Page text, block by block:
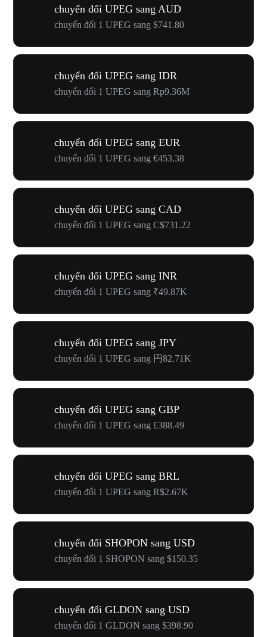
chuyển đổi UPEG sang AUD
chuyển đổi 1 UPEG sang $741.80
chuyển đổi UPEG sang IDR
chuyển đổi 1 UPEG sang Rp9.36M
chuyển đổi UPEG sang EUR
chuyển đổi 1 UPEG sang €453.38
chuyển đổi UPEG sang CAD
chuyển đổi 1 UPEG sang C$731.22
chuyển đổi UPEG sang INR
chuyển đổi 1 UPEG sang ₹49.87K
chuyển đổi UPEG sang JPY
chuyển đổi 1 UPEG sang 円82.71K
chuyển đổi UPEG sang GBP
chuyển đổi 1 UPEG sang £388.49
chuyển đổi UPEG sang BRL
chuyển đổi 1 UPEG sang R$2.67K
chuyển đổi SHOPON sang USD
chuyển đổi 1 SHOPON sang $150.35
chuyển đổi GLDON sang USD
chuyển đổi 1 GLDON sang $398.90